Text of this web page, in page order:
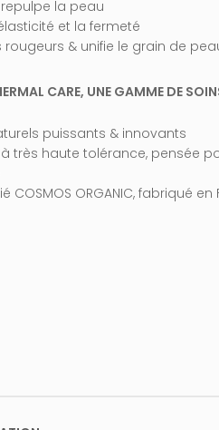
la peau
et la fermeté
rougeurs & unifie le grain de
CARE, UNE GAMME DE
puissants & innovants
à très haute tolérance, pensée
COSMOS ORGANIC, fabriqué
les